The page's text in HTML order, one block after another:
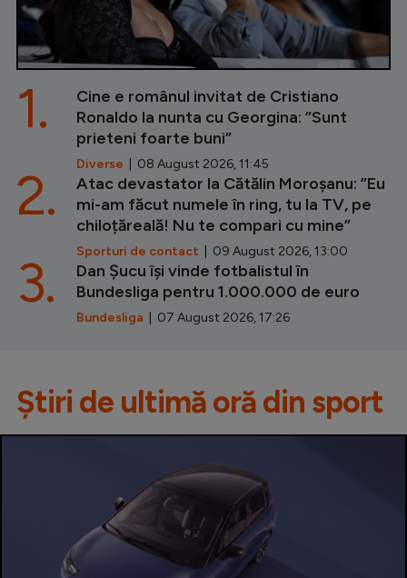
Cine e românul invitat de Cristiano
Ronaldo la nunta cu Georgina: ”Sunt
prieteni foarte buni”
Diverse | 08 August 2026, 11:45
1.
Atac devastator la Cătălin Moroșanu: ”Eu
mi-am făcut numele în ring, tu la TV, pe
chiloțăreală! Nu te compari cu mine”
Sporturi de contact | 09 August 2026, 13:00
2.
Dan Șucu își vinde fotbalistul în
Bundesliga pentru 1.000.000 de euro
Bundesliga | 07 August 2026, 17:26
3.
Știri de ultimă oră din sport